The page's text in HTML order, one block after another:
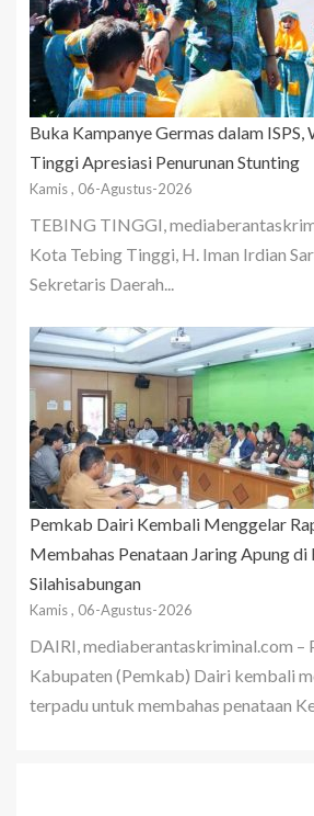
Buka Kampanye Germas dalam
Tinggi Apresiasi Penurunan Stunting
Kamis , 06-Agustus-2026
TEBING TINGGI,
Kota Tebing Tinggi, H. Iman Irdian
Sekretaris Daerah...
Pemkab Dairi Kembali Menggelar
Membahas Penataan Jaring Apung di
Silahisabungan
Kamis , 06-Agustus-2026
DAIRI, mediaberantaskriminal.com –
Kabupaten (Pemkab) Dairi kembali
terpadu untuk membahas penataan